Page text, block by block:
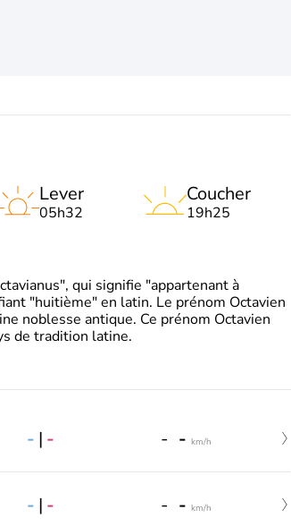
Lever
05h32
Coucher
19h25
qui signifie "appartenant à
"huitième" en latin. Le prénom Octavien
noblesse antique. Ce prénom Octavien
de tradition latine.
- | - - - km/h
- | - - - km/h